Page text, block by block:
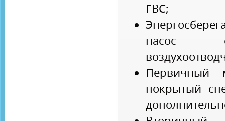
ГВС;
насос с
Первичный
покрытый